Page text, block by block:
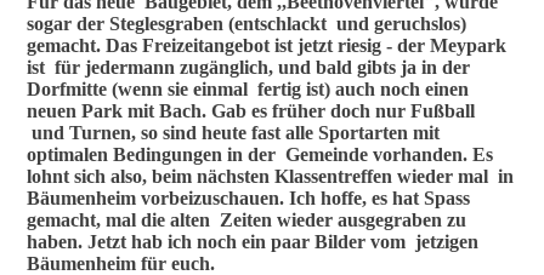
sogar der Steglesgraben (entschlackt und geruchslos)
gemacht. Das Freizeitangebot ist jetzt riesig - der Meypark
ist für jedermann zugänglich, und bald gibts ja in der
Dorfmitte (wenn sie einmal fertig ist) auch noch einen
neuen Park mit Bach. Gab es früher doch nur Fußball
und Turnen, so sind heute fast alle Sportarten mit
optimalen Bedingungen in der Gemeinde vorhanden. Es
lohnt sich also, beim nächsten Klassentreffen wieder mal in
Bäumenheim vorbeizuschauen. Ich hoffe, es hat Spass
gemacht, mal die alten Zeiten wieder ausgegraben zu
haben. Jetzt hab ich noch ein paar Bilder vom jetzigen
Bäumenheim für euch.